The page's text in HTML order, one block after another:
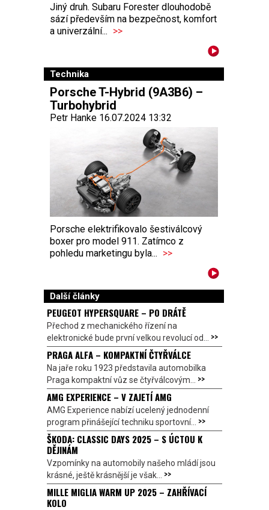
Jiný druh. Subaru Forester dlouhodobě
sází především na bezpečnost, komfort
a univerzální... >>
Technika
Porsche T-Hybrid (9A3B6) –
Turbohybrid
Petr Hanke 16.07.2024 13:32
Porsche elektrifikovalo šestiválcový
boxer pro model 911. Zatímco z
pohledu marketingu byla... >>
Další články
PEUGEOT HYPERSQUARE – PO DRÁTĚ
Přechod z mechanického řízení na
elektronické bude první velkou revolucí od... >>
PRAGA ALFA – KOMPAKTNÍ ČTYŘVÁLCE
Na jaře roku 1923 představila automobilka
Praga kompaktní vůz se čtyřválcovým... >>
AMG EXPERIENCE – V ZAJETÍ AMG
AMG Experience nabízí ucelený jednodenní
program přinášející techniku sportovní... >>
ŠKODA: CLASSIC DAYS 2025 – S ÚCTOU K
DĚJINÁM
Vzpomínky na automobily našeho mládí jsou
krásné, ještě krásnější je však... >>
MILLE MIGLIA WARM UP 2025 – ZAHŘÍVACÍ
KOLO